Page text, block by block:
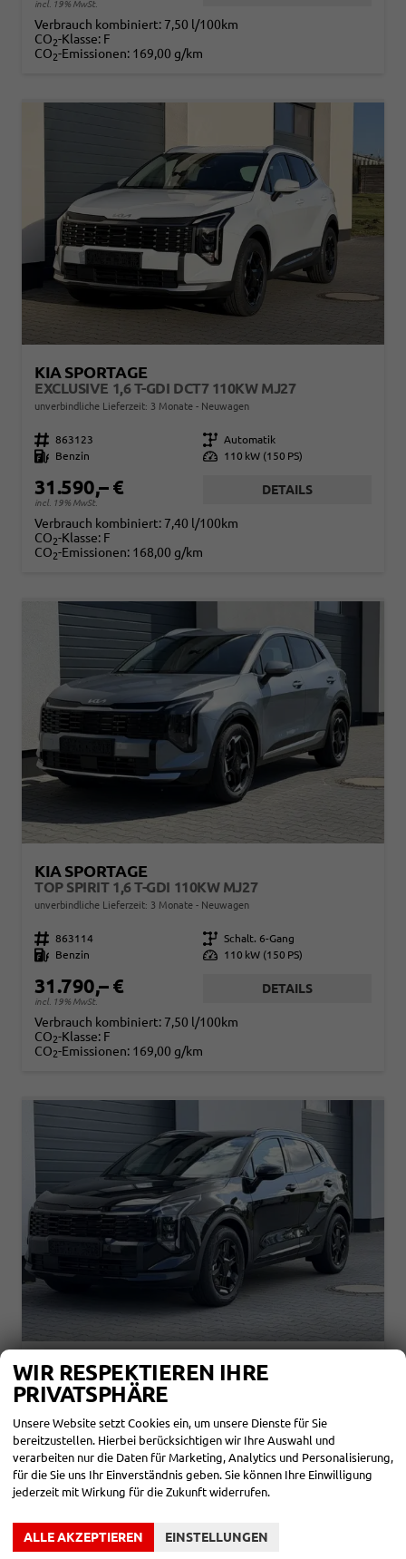
incl. 19% MwSt.
Verbrauch kombiniert: 7,50 l/100km
CO2-Klasse: F
CO2-Emissionen: 169,00 g/km
KIA SPORTAGE
EXCLUSIVE 1,6 T-GDI DCT7 110KW MJ27
unverbindliche Lieferzeit: 3 Monate Neuwagen
Fahrzeugnr. 863123 Getriebe Automatik
Kraftstoff
Benzin Leistung 110 kW (150 PS)
31.590,– €
incl. 19% MwSt.
DETAILS
Verbrauch kombiniert: 7,40 l/100km
CO2-Klasse: F
CO2-Emissionen: 168,00 g/km
KIA SPORTAGE
TOP SPIRIT 1,6 T-GDI 110KW MJ27
unverbindliche Lieferzeit: 3 Monate Neuwagen
Fahrzeugnr. 863114 Getriebe Schalt. 6-Gang
Kraftstoff
Benzin Leistung 110 kW (150 PS)
31.790,– €
incl. 19% MwSt.
DETAILS
Verbrauch kombiniert: 7,50 l/100km
CO2-Klasse: F
CO2-Emissionen: 169,00 g/km
KIA SPORTAGE
BLACK EDITION 1,6 T-GDI DCT7 110KW MJ27
unverbindliche Lieferzeit:3 Monate
Fahrzeugnr. 865092 Getriebe Automatik
Kraftstoff
Benzin Leistung 110 kW (150 PS)
32.590,– €
incl. 19% MwSt.
DETAILS
Verbrauch kombiniert:
CO2-Klasse:F
CO2-Emissionen:168,00 g/km
WIR RESPEKTIEREN IHRE
PRIVATSPHÄRE
Unsere Website setzt Cookies ein, um unsere Dienste für Sie
bereitzustellen. Hierbei berücksichtigen wir Ihre Auswahl und
verarbeiten nur die Daten für Marketing, Analytics und Personalisierung,
für die Sie uns Ihr Einverständnis geben. Sie können Ihre Einwilligung
jederzeit mit Wirkung für die Zukunft widerrufen.
ALLE AKZEPTIEREN EINSTELLUNGEN